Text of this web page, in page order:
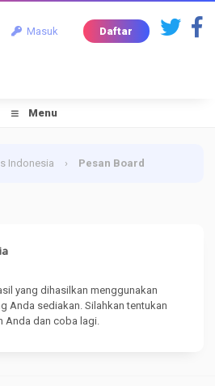
Masuk Daftar
Menu
Indonesia › Pesan Board
yang dihasilkan menggunakan
Anda sediakan. Silahkan tentukan
Anda dan coba lagi.